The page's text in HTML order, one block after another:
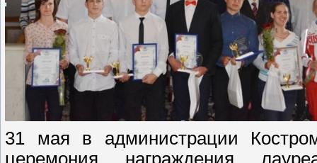
31 мая в администрации
церемония награждения